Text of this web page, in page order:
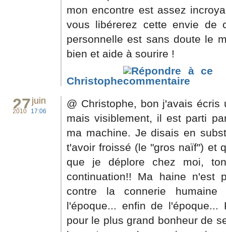
mon encontre est assez
vous libérerez cette envie de
personnelle est sans doute le
bien et aide à sourire !
Christophe
27 juin
2010 17:06
@ Christophe, bon j'avais écris
mais visiblement, il est parti
ma machine. Je disais en
t'avoir froissé (le "gros naïf") et
que je déplore chez moi,
continuation!! Ma haine n'est
contre la connerie
l'époque... enfin de l'époque...
pour le plus grand bonheur de